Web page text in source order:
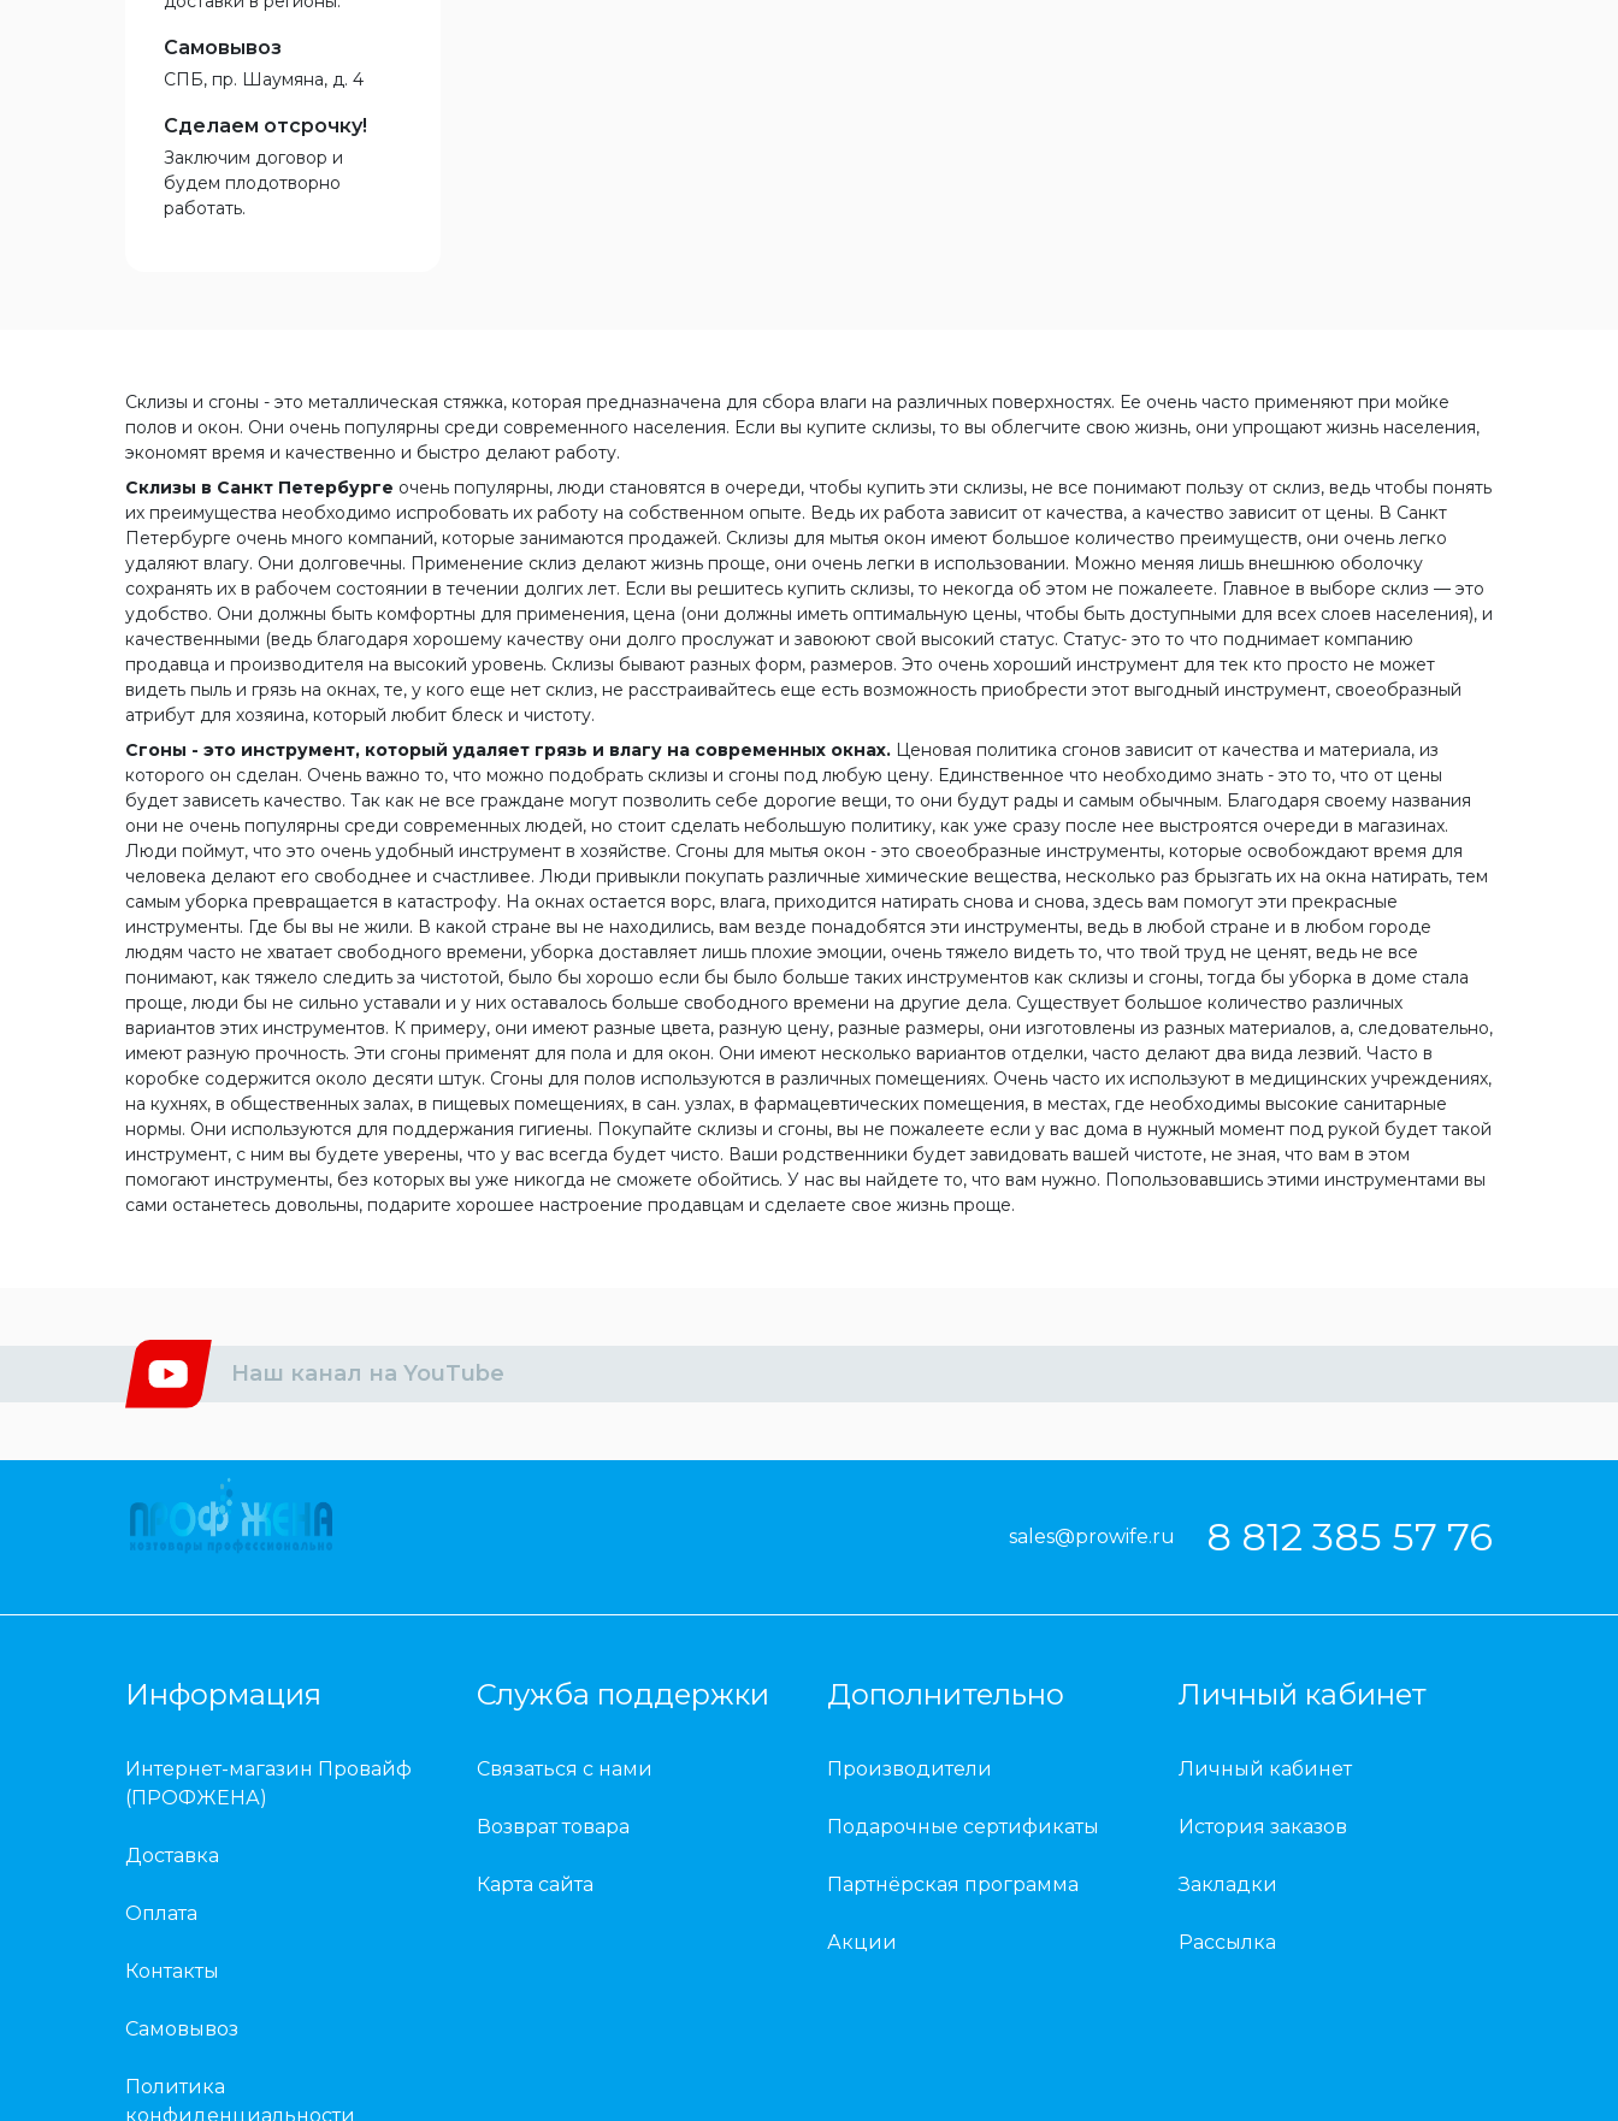
Самовывоз
СПБ, пр. Шаумяна, д. 4
Сделаем отсрочку!
Заключим договор и
будем плодотворно
работать.
Склизы и сгоны - это металлическая стяжка, которая предназначена для сбора влаги на различных поверхностях. Ее очень часто применяют при мойке
полов и окон. Они очень популярны среди современного населения. Если вы купите склизы, то вы облегчите свою жизнь, они упрощают жизнь населения,
экономят время и качественно и быстро делают работу.
Склизы в Санкт Петербурге очень популярны, люди становятся в очереди, чтобы купить эти склизы, не все понимают пользу от склиз, ведь чтобы понять
их преимущества необходимо испробовать их работу на собственном опыте. Ведь их работа зависит от качества, а качество зависит от цены. В Санкт
Петербурге очень много компаний, которые занимаются продажей. Склизы для мытья окон имеют большое количество преимуществ, они очень легко
удаляют влагу. Они долговечны. Применение склиз делают жизнь проще, они очень легки в использовании. Можно меняя лишь внешнюю оболочку
сохранять их в рабочем состоянии в течении долгих лет. Если вы решитесь купить склизы, то некогда об этом не пожалеете. Главное в выборе склиз — это
удобство. Они должны быть комфортны для применения, цена (они должны иметь оптимальную цены, чтобы быть доступными для всех слоев населения), и
качественными (ведь благодаря хорошему качеству они долго прослужат и завоюют свой высокий статус. Статус- это то что поднимает компанию
продавца и производителя на высокий уровень. Склизы бывают разных форм, размеров. Это очень хороший инструмент для тек кто просто не может
видеть пыль и грязь на окнах, те, у кого еще нет склиз, не расстраивайтесь еще есть возможность приобрести этот выгодный инструмент, своеобразный
атрибут для хозяина, который любит блеск и чистоту.
Сгоны - это инструмент, который удаляет грязь и влагу на современных окнах. Ценовая политика сгонов зависит от качества и материала, из
которого он сделан. Очень важно то, что можно подобрать склизы и сгоны под любую цену. Единственное что необходимо знать - это то, что от цены
будет зависеть качество. Так как не все граждане могут позволить себе дорогие вещи, то они будут рады и самым обычным. Благодаря своему названия
они не очень популярны среди современных людей, но стоит сделать небольшую политику, как уже сразу после нее выстроятся очереди в магазинах.
Люди поймут, что это очень удобный инструмент в хозяйстве. Сгоны для мытья окон - это своеобразные инструменты, которые освобождают время для
человека делают его свободнее и счастливее. Люди привыкли покупать различные химические вещества, несколько раз брызгать их на окна натирать, тем
самым уборка превращается в катастрофу. На окнах остается ворс, влага, приходится натирать снова и снова, здесь вам помогут эти прекрасные
инструменты. Где бы вы не жили. В какой стране вы не находились, вам везде понадобятся эти инструменты, ведь в любой стране и в любом городе
людям часто не хватает свободного времени, уборка доставляет лишь плохие эмоции, очень тяжело видеть то, что твой труд не ценят, ведь не все
понимают, как тяжело следить за чистотой, было бы хорошо если бы было больше таких инструментов как склизы и сгоны, тогда бы уборка в доме стала
проще, люди бы не сильно уставали и у них оставалось больше свободного времени на другие дела. Существует большое количество различных
вариантов этих инструментов. К примеру, они имеют разные цвета, разную цену, разные размеры, они изготовлены из разных материалов, а, следовательно,
имеют разную прочность. Эти сгоны применят для пола и для окон. Они имеют несколько вариантов отделки, часто делают два вида лезвий. Часто в
коробке содержится около десяти штук. Сгоны для полов используются в различных помещениях. Очень часто их используют в медицинских учреждениях,
на кухнях, в общественных залах, в пищевых помещениях, в сан. узлах, в фармацевтических помещения, в местах, где необходимы высокие санитарные
нормы. Они используются для поддержания гигиены. Покупайте склизы и сгоны, вы не пожалеете если у вас дома в нужный момент под рукой будет такой
инструмент, с ним вы будете уверены, что у вас всегда будет чисто. Ваши родственники будет завидовать вашей чистоте, не зная, что вам в этом
помогают инструменты, без которых вы уже никогда не сможете обойтись. У нас вы найдете то, что вам нужно. Попользовавшись этими инструментами вы
сами останетесь довольны, подарите хорошее настроение продавцам и сделаете свое жизнь проще.
Наш канал на YouTube
sales@prowife.ru 8 812 385 57 76
Информация
Интернет-магазин Провайф
(ПРОФЖЕНА)
Доставка
Оплата
Контакты
Самовывоз
Политика
конфиденциальности
Служба поддержки
Связаться с нами
Возврат товара
Карта сайта
Дополнительно
Производители
Подарочные сертификаты
Партнёрская программа
Акции
Личный кабинет
Личный кабинет
История заказов
Закладки
Рассылка